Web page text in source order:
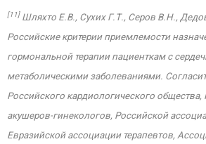
[11]Шляхто Е.В., Сухих Г.Т., Серов В.Н.,
Российские критерии приемлемости
гормональной терапии пациенткам с
метаболическими заболеваниями.
Российского кардиологического
акушеров-гинекологов, Российской
Евразийской ассоциации терапевтов,